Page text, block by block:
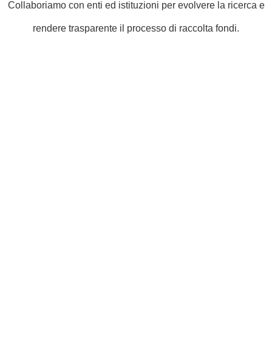
Collaboriamo con enti ed istituzioni per evolvere la ricerca e
rendere trasparente il processo di raccolta fondi.